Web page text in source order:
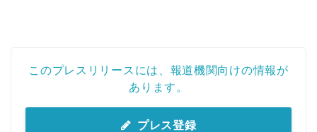
このプレスリリースには、報道機関向けの情報が
あります。
プレス登録